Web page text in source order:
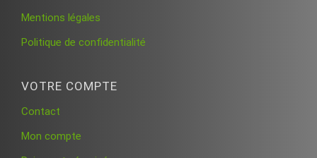
Mentions légales
Politique de confidentialité
VOTRE COMPTE
Contact
Mon compte